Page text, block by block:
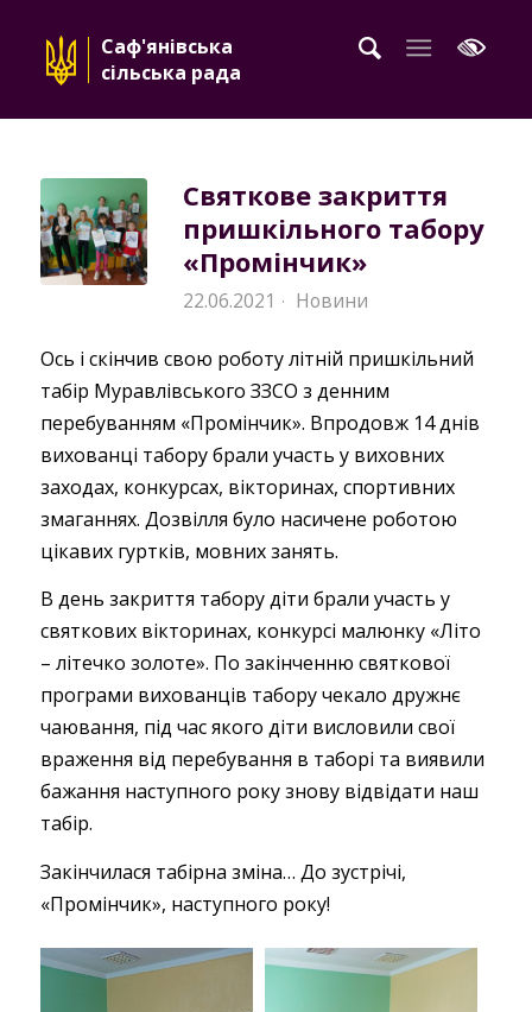
Саф'янівська
сільська рада
Святкове закриття
пришкільного табору
«Промінчик»
22.06.2021 · Новини
Ось і скінчив свою роботу літній пришкільний
табір Муравлівського ЗЗСО з денним
перебуванням «Промінчик». Впродовж 14 днів
вихованці табору брали участь у виховних
заходах, конкурсах, вікторинах, спортивних
змаганнях. Дозвілля було насичене роботою
цікавих гуртків, мовних занять.
В день закриття табору діти брали участь у
святкових вікторинах, конкурсі малюнку «Літо
– літечко золоте». По закінченню святкової
програми вихованців табору чекало дружнє
чаювання, під час якого діти висловили свої
враження від перебування в таборі та виявили
бажання наступного року знову відвідати наш
табір.
Закінчилася табірна зміна… До зустрічі,
«Промінчик», наступного року!